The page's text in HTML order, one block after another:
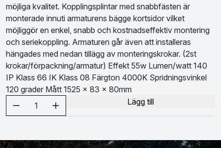
möjliga kvalitet. Kopplingsplintar med snabbfästen är
monterade innuti armaturens bägge kortsidor vilket
möjliggör en enkel, snabb och kostnadseffektiv montering
och seriekoppling. Armaturen går även att installeras
hängades med nedan tillägg av monteringskrokar. (2st
krokar/förpackning/armatur) Effekt 55w Lumen/watt 140
IP Klass 66 IK Klass 08 Färgton 4000K Spridningsvinkel
120 grader Mått 1525 x 83 x 80mm
Välj antal1 Lägg till